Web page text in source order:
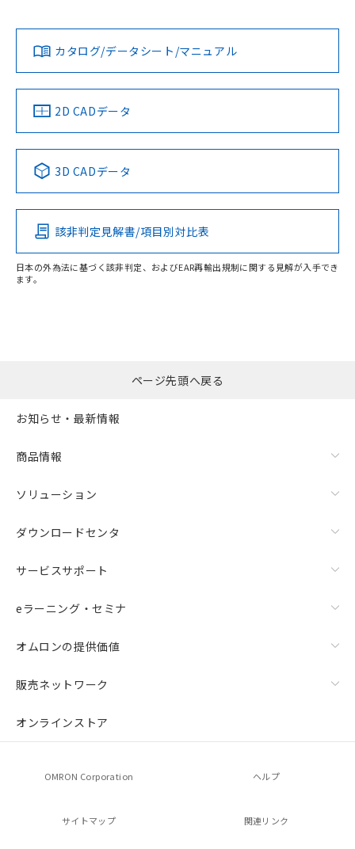
取りつけ穴加工図
ダウンロードデータをご利用いただく前に、以下を必ずお読
みください。
ソフトウェアの使用条件
この製品のRoHS/REACH対応状況ページへ
カタログ/データシート/マニュアル
2D CADデータ
3D CADデータ
該非判定見解書/項目別対比表
日本の外為法に基づく該非判定、およびEAR再輸出規制に関する見解が入手でき
ます。
ページ先頭へ戻る
お知らせ・最新情報
商品情報
ソリューション
ダウンロードセンタ
サービスサポート
eラーニング・セミナ
オムロンの提供価値
販売ネットワーク
オンラインストア
OMRON Corporation ヘルプ
サイトマップ 関連リンク